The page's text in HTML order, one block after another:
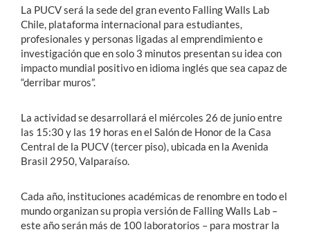
La PUCV será la sede del gran evento Falling Walls Lab
Chile, plataforma internacional para estudiantes,
profesionales y personas ligadas al emprendimiento e
investigación que en solo 3 minutos presentan su idea con
impacto mundial positivo en idioma inglés que sea capaz de
“derribar muros”.
La actividad se desarrollará el miércoles 26 de junio entre
las 15:30 y las 19 horas en el Salón de Honor de la Casa
Central de la PUCV (tercer piso), ubicada en la Avenida
Brasil 2950, Valparaíso.
Cada año, instituciones académicas de renombre en todo el
mundo organizan su propia versión de Falling Walls Lab –
este año serán más de 100 laboratorios – para mostrar la